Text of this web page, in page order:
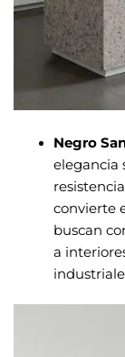
Negro
elegancia
convierte
buscan
a